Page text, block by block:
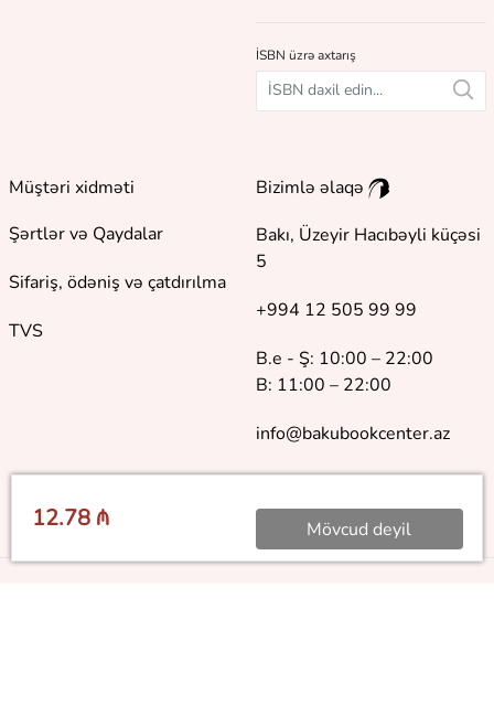
12.78 ₼ Mövcud deyil
İSBN üzrə axtarış
Müştəri xidməti
Şərtlər və Qaydalar
Sifariş, ödəniş və çatdırılma
TVS
Bizimlə əlaqə
Bakı, Üzeyir Hacıbəyli küçəsi
5
+994 12 505 99 99
B.e - Ş: 10:00 – 22:00
B: 11:00 – 22:00
info@bakubookcenter.az